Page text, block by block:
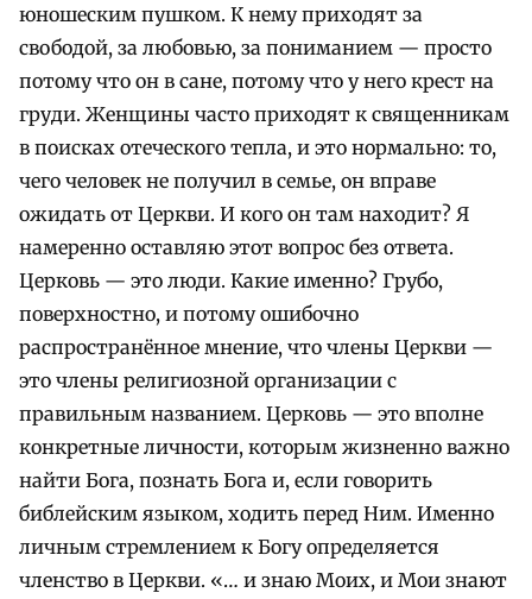
юношеским пушком. К нему приходят за
свободой, за любовью, за пониманием — просто
потому что он в сане, потому что у него крест на
груди. Женщины часто приходят к священникам
в поисках отеческого тепла, и это нормально: то,
чего человек не получил в семье, он вправе
ожидать от Церкви. И кого он там находит? Я
намеренно оставляю этот вопрос без ответа.
Церковь — это люди. Какие именно? Грубо,
поверхностно, и потому ошибочно
распространённое мнение, что члены Церкви —
это члены религиозной организации с
правильным названием. Церковь — это вполне
конкретные личности, которым жизненно важно
найти Бога, познать Бога и, если говорить
библейским языком, ходить перед Ним. Именно
личным стремлением к Богу определяется
членство в Церкви. «… и знаю Моих, и Мои знают